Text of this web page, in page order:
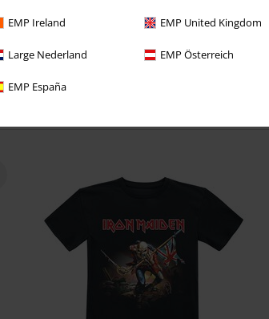
EMP Ireland EMP United Kingdom
Large Nederland EMP Österreich
EMP España